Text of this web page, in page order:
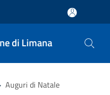
di Limana
Auguri di Natale